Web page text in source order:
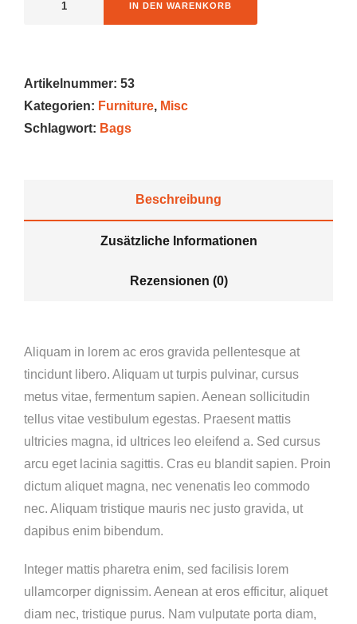
IN DEN WARENKORB
Artikelnummer: 53
Kategorien: Furniture, Misc
Schlagwort: Bags
Beschreibung
Zusätzliche Informationen
Rezensionen (0)
Aliquam in lorem ac eros gravida pellentesque at
tincidunt libero. Aliquam ut turpis pulvinar, cursus
metus vitae, fermentum sapien. Aenean sollicitudin
tellus vitae vestibulum egestas. Praesent mattis
ultricies magna, id ultrices leo eleifend a. Sed cursus
arcu eget lacinia sagittis. Cras eu blandit sapien. Proin
dictum aliquet magna, nec venenatis leo commodo
nec. Aliquam tristique mauris nec justo gravida, ut
dapibus enim bibendum.
Integer mattis pharetra enim, sed facilisis lorem
ullamcorper dignissim. Aenean at eros efficitur, aliquet
diam nec, tristique purus. Nam vulputate porta diam,